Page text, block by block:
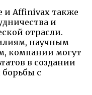
и Affinivax также
и
отрасли.
научным
компании могут
в создании
с